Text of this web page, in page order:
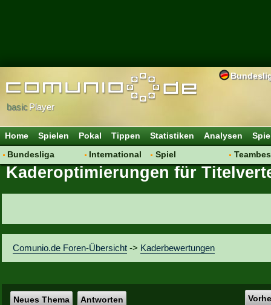
basicPlayer
Home Spielen Pokal Tippen Statistiken Analysen
Bundesliga
Hot News
Vereinsfragen
International
Vereine
Spiel
Regeln & Tipps
Kaderoptimierungen für
Comunio.de Foren-Übersicht -> Kaderbewertungen
Neues Thema Antworten